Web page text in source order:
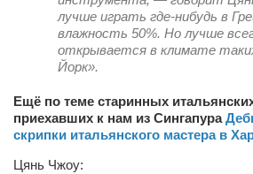
лучше играть где-нибудь в
влажность 50%. Но лучше
открывается в климате
Йорк».
Ещё по теме старинных
приехавших к нам из Сингапура
скрипки итальянского мастера в
Цянь Чжоу: